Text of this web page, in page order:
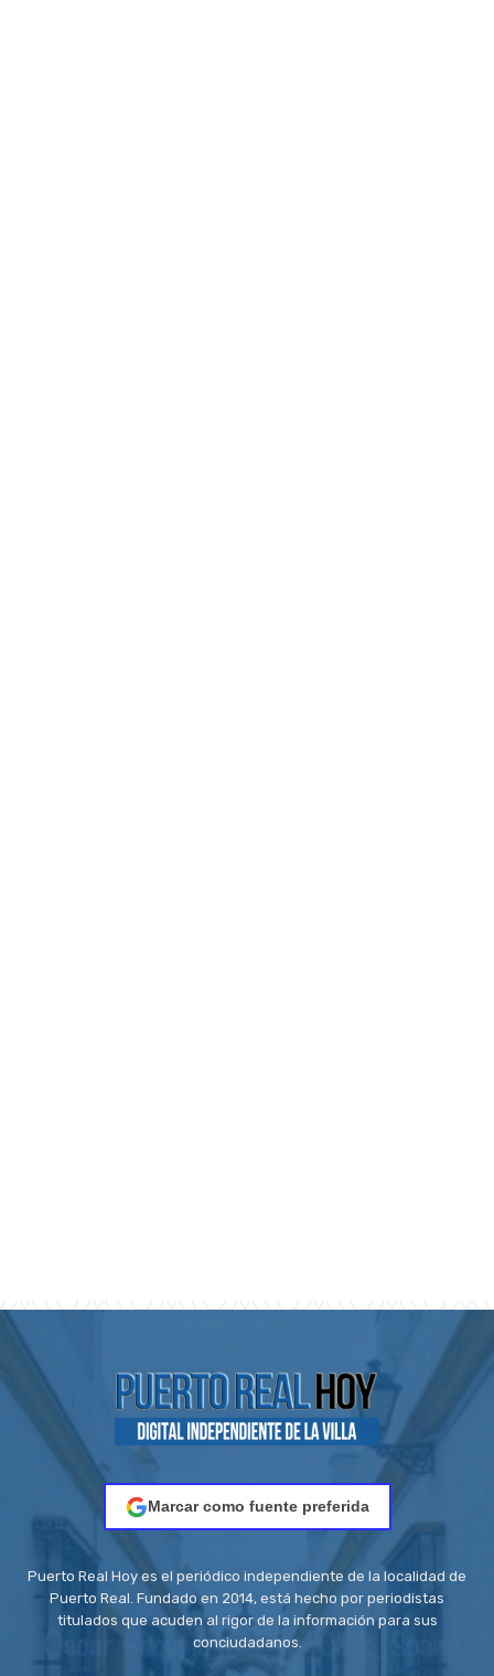
Marcar como fuente preferida
Puerto Real Hoy es el periódico independiente de la localidad de
Puerto Real. Fundado en 2014, está hecho por periodistas
titulados que acuden al rigor de la información para sus
conciudadanos.